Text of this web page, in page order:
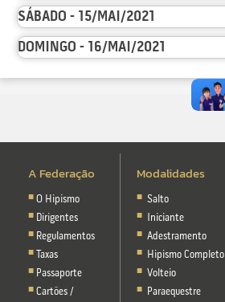
SÁBADO - 15/MAI/2021
DOMINGO - 16/MAI/2021
A Federação
O Hipismo
Dirigentes
Regulamentos
Taxas
Passaporte
Cartões /
Modalidades
Salto
Iniciante
Adestramento
Hipismo Completo
Volteio
Paraequestre